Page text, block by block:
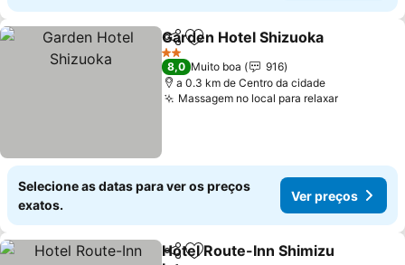
PartilharAdicionar aos favoritos
Garden Hotel Shizuoka
2 Estrelas
8,0 Muito boa
916
a 0.3 km de Centro da cidade
Massagem no local para relaxar
Selecione as datas para ver os preços
exatos.
Ver preços
PartilharAdicionar aos favoritos
Hotel Route-Inn Shimizu